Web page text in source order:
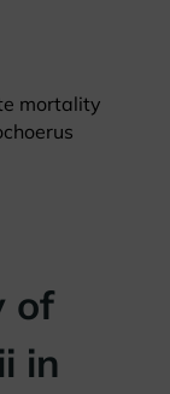
mortality
of
in